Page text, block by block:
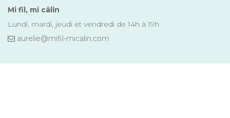
Mi fil, mi câlin
Lundi, mardi, jeudi et vendredi de 14h à 19h
aurelie@mifil-micalin.com